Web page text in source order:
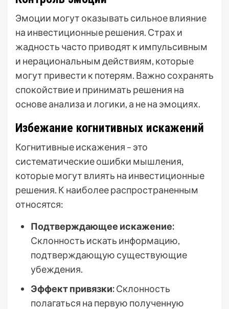
Эмоции могут оказывать сильное влияние
на инвестиционные решения. Страх и
жадность часто приводят к импульсивным
и нерациональным действиям, которые
могут привести к потерям. Важно сохранять
спокойствие и принимать решения на
основе анализа и логики, а не на эмоциях.
Избежание когнитивных искажений
Когнитивные искажения – это
систематические ошибки мышления,
которые могут влиять на инвестиционные
решения. К наиболее распространенным
относятся:
Подтверждающее искажение:
Склонность искать информацию,
подтверждающую существующие
убеждения.
Эффект привязки:Склонность
полагаться на первую полученную